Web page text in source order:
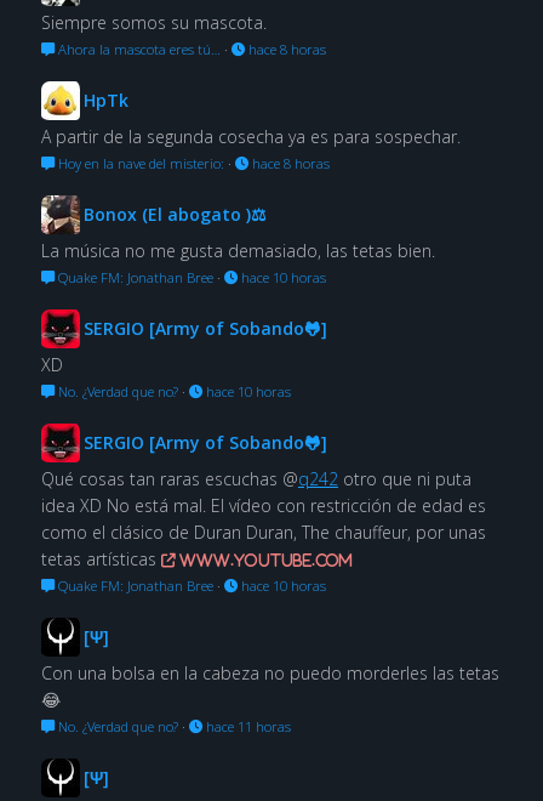
Siempre somos su mascota.
Ahora la mascota eres tú… · hace 8 horas
HpTk
A partir de la segunda cosecha ya es para sospechar.
Hoy en la nave del misterio: · hace 8 horas
Bonox (El abogato )⚖
La música no me gusta demasiado, las tetas bien.
Quake FM: Jonathan Bree· hace 10 horas
SERGIO [Army of Sobando🐸]
XD
No. ¿Verdad que no?· hace 10 horas
SERGIO [Army of Sobando🐸]
Qué cosas tan raras escuchas @q242otro que ni puta
idea XD No está mal. El vídeo con restricción de edad es
como el clásico de Duran Duran, The chauffeur, por unas
tetas artísticas
www.youtube.com
Quake FM: Jonathan Bree· hace 10 horas
[Ψ]
Con una bolsa en la cabeza no puedo morderles las tetas
😂
No. ¿Verdad que no?· hace 11 horas
[Ψ]